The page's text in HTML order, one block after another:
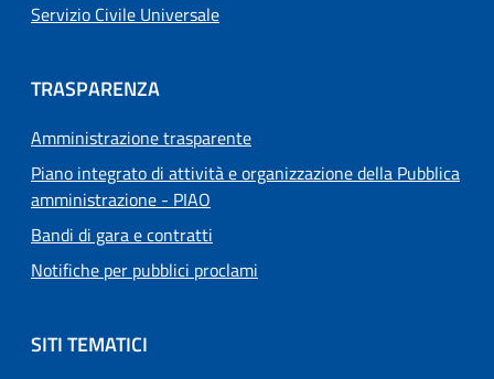
Servizio Civile Universale
TRASPARENZA
Amministrazione trasparente
Piano integrato di attività e organizzazione della Pubblica
amministrazione - PIAO
Bandi di gara e contratti
Notifiche per pubblici proclami
SITI TEMATICI